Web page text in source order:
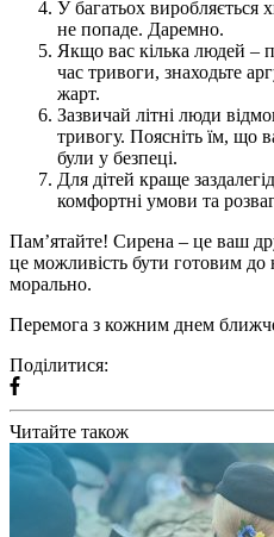
У багатьох
не попаде. Даремно.
Якщо вас кілька людей –
час тривоги, знаходьте
жарт.
Зазвичай літні люди
тривогу. Поясніть їм,
були у безпеці.
Для дітей краще
комфортні умови та
Пам’ятайте! Сирена – це ваш
це можливість бути готовим до
морально.
Перемога з кожним днем
Поділитися:
Читайте також